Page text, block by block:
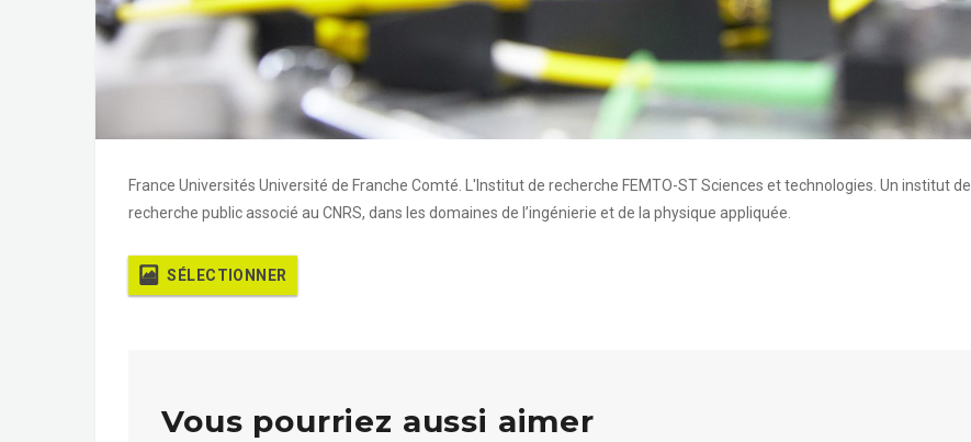
France Universités Université de Franche Comté. L'Institut de recherche FEMTO-ST Sciences et technologies. Un institut de
recherche public associé au CNRS, dans les domaines de l’ingénierie et de la physique appliquée.
SÉLECTIONNER
Vous pourriez aussi aimer